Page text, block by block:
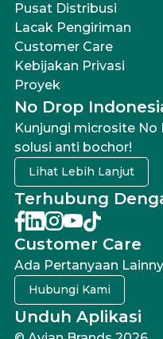
Pusat Distribusi
Lacak Pengiriman
Customer Care
Kebijakan Privasi
Proyek
No Drop
Kunjungi microsite
solusi anti bochor!
Lihat Lebih Lanjut
Terhubung
Customer Care
Ada Pertanyaan
Hubungi Kami
Unduh Aplikasi